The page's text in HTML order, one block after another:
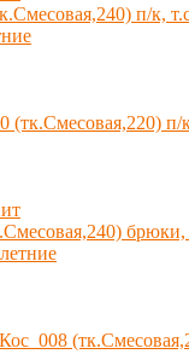
п/к,
п/